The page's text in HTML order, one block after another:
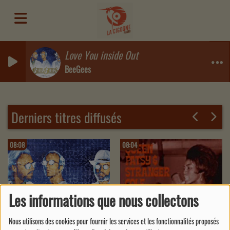
Les informations que nous collectons
Nous utilisons des cookies pour fournir les services et les fonctionnalités proposés
Love You inside Out
BeeGees
Derniers titres diffusés
08:08 08:04